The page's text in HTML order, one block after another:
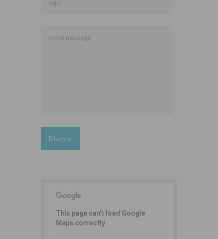
This page can't load Google
Maps correctly.